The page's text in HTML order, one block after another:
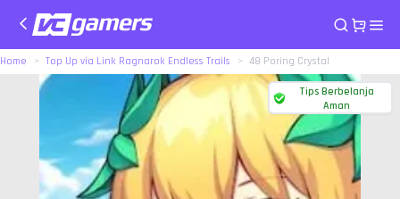
Home Top Up via Link Ragnarok Endless Trails 48 Poring Crystal
Tips Berbelanja
Aman